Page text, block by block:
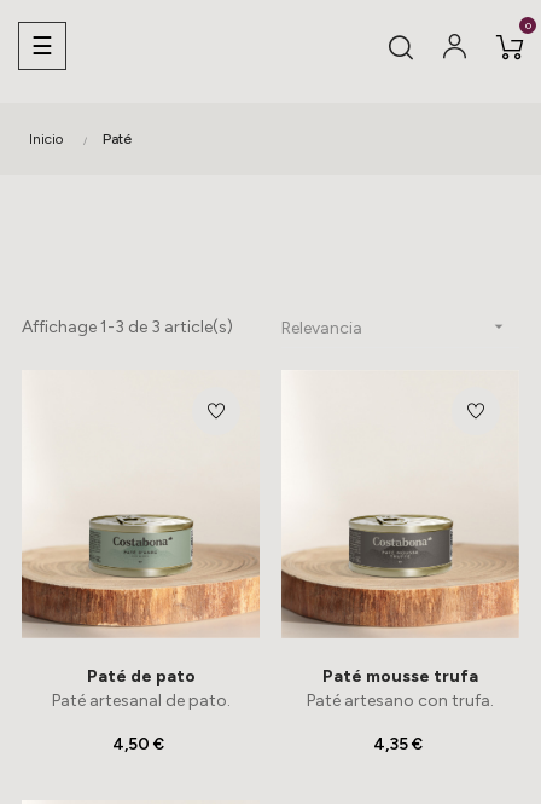
Navegación de palanca
☰
0
Inicio Paté
Relevancia 
Affichage 1-3 de 3 article(s)
Paté de pato
Paté artesanal de pato.
4,50 €
Paté mousse trufa
Paté artesano con trufa.
4,35 €